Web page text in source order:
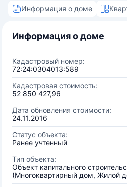
Информация о доме
Информация о доме
Кадастровый номер:
72:24:0304013:589
Кадастровая стоимость:
52 850 427,96
Дата обновления стоимости:
24.11.2016
Статус объекта:
Ранее учтенный
Тип объекта:
Объект капитального
(Многоквартирный дом, Жилой